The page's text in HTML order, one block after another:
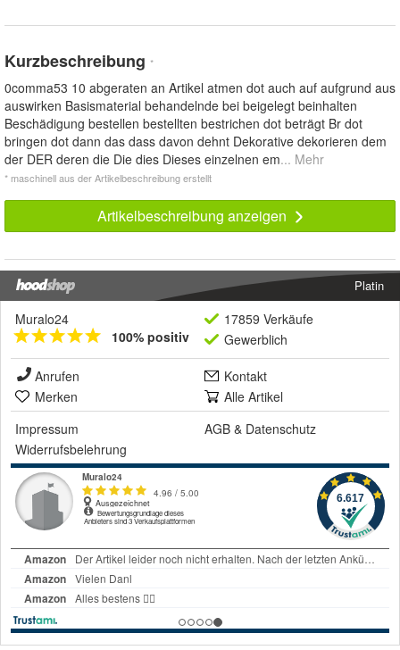
Kurzbeschreibung *
0comma53 10 abgeraten an Artikel atmen dot auch auf aufgrund aus
auswirken Basismaterial behandelnde bei beigelegt beinhalten
Beschädigung bestellen bestellten bestrichen dot beträgt Br dot
bringen dot dann das dass davon dehnt Dekorative dekorieren dem
der DER deren die Die dies Dieses einzelnen em... Mehr
* maschinell aus der Artikelbeschreibung erstellt
Artikelbeschreibung anzeigen
Platin
Muralo24
100% positiv
17859 Verkäufe
Gewerblich
Anrufen
Kontakt
Merken
Alle Artikel
Impressum
AGB & Datenschutz
Widerrufsbelehrung